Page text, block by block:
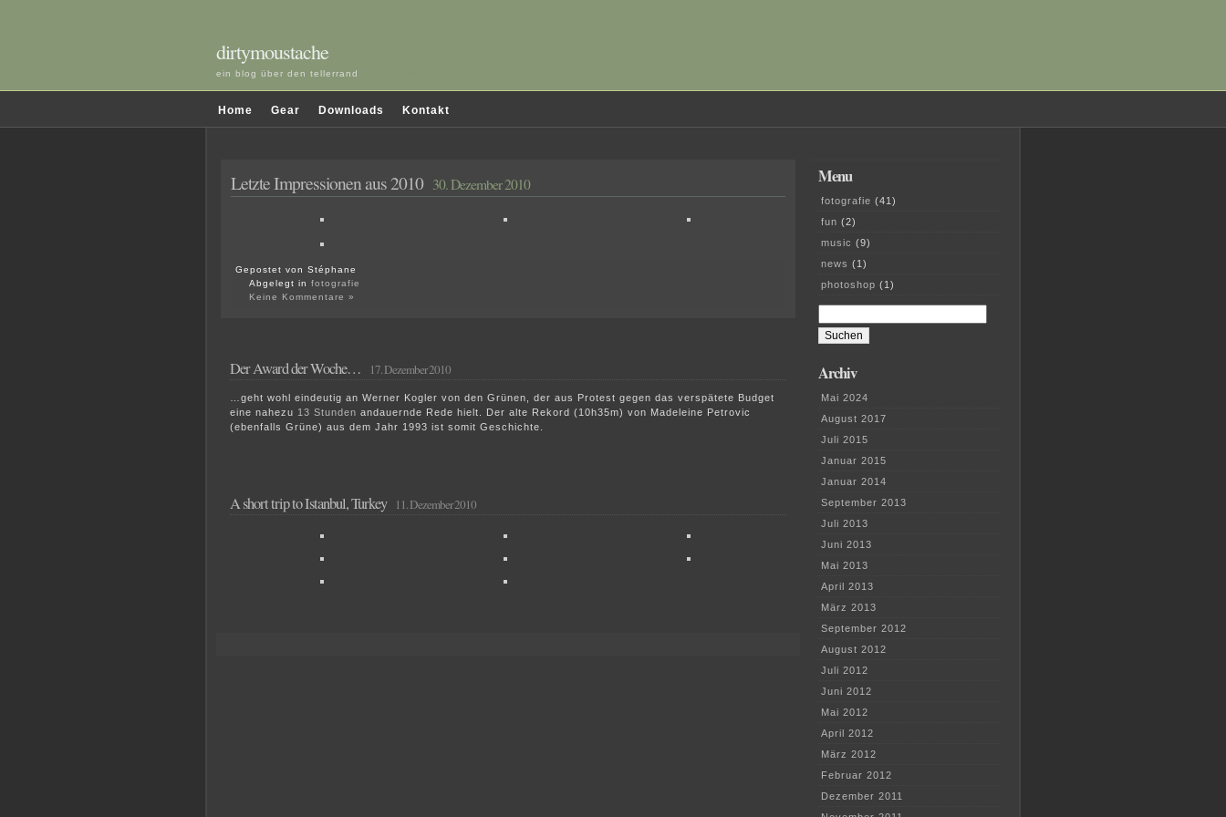
dirtymoustache
ein blog über den tellerrand
Home Gear Downloads Kontakt
Letzte Impressionen aus 2010 30. Dezember 2010
Gepostet von Stéphane
Abgelegt in fotografie
Keine Kommentare »
Der Award der Woche… 17. Dezember 2010
…geht wohl eindeutig an Werner Kogler von den Grünen, der aus Protest gegen das verspätete Budget
eine nahezu 13 Stunden andauernde Rede hielt. Der alte Rekord (10h35m) von Madeleine Petrovic
(ebenfalls Grüne) aus dem Jahr 1993 ist somit Geschichte.
A short trip to Istanbul, Turkey 11. Dezember 2010
Menu
fotografie (41)
fun (2)
music (9)
news (1)
photoshop (1)
nach:
Archiv
Mai 2024
August 2017
Juli 2015
Januar 2015
Januar 2014
September 2013
Juli 2013
Juni 2013
Mai 2013
April 2013
März 2013
September 2012
August 2012
Juli 2012
Juni 2012
Mai 2012
April 2012
März 2012
Februar 2012
Dezember 2011